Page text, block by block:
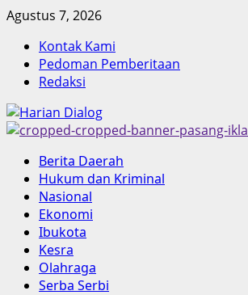
Skip
content
Agustus 7, 2026
Kontak Kami
Pedoman Pemberitaan
Redaksi
Primary
Menu
Berita Daerah
Hukum dan Kriminal
Nasional
Ekonomi
Ibukota
Kesra
Olahraga
Serba Serbi